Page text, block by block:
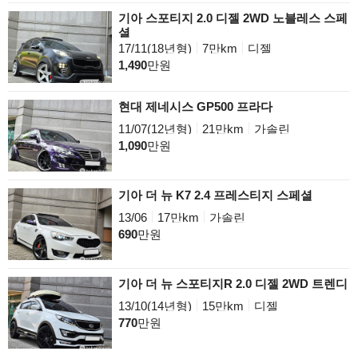
기아 스포티지 2.0 디젤 2WD 노블레스 스페
셜
17/11(18년형)
7만km
디젤
1,490만원
현대 제네시스 GP500 프라다
11/07(12년형)
21만km
가솔린
1,090만원
기아 더 뉴 K7 2.4 프레스티지 스페셜
13/06
17만km
가솔린
690만원
기아 더 뉴 스포티지R 2.0 디젤 2WD 트렌디
13/10(14년형)
15만km
디젤
770만원